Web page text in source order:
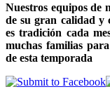
Nuestros equipos de
de su gran calidad y
es tradición cada
muchas familias
de esta temporada